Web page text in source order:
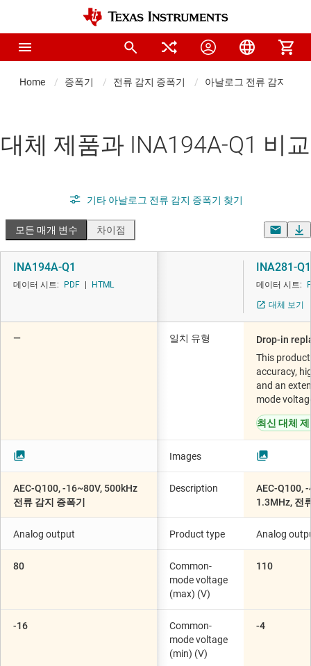
Home 증폭기 전류 감지 증폭기 아날로그 전류 감지 증폭
대체 제품과 INA194A-Q1 비교
기타 아날로그 전류 감지 증폭기 찾기
모든 매개 변수 차이점
INA194A-Q1
데이터 시트: PDF HTML
INA281-Q1
데이터 시트:
대체 보기
—
AEC-Q100, -16~80V, 500kHz
전류 감지 증폭기
Analog output
80
-16
일치 유형
Drop-in
This
accuracy,
and an
mode
최신 대체
Images
Description
AEC-Q100,
1.3MHz, 전
Product type Analog
Common-
mode voltage
(max) (V)
110
Common-
mode voltage
(min) (V)
-4